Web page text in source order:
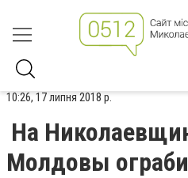
10:26, 17 липня 2018 р.
На
Молдовы